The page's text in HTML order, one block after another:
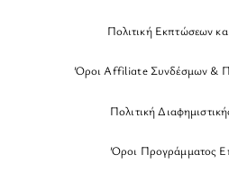
Πολιτική Εκπτώσεων
Όροι Affiliate Συνδέσμων &
Πολιτική
Όροι Προγράμματος